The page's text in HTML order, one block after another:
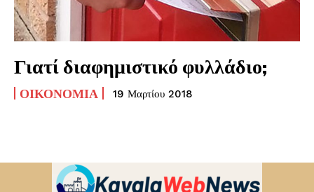
Γιατί διαφημιστικό φυλλάδιο;
ΟΙΚΟΝΟΜΊΑ 19 Μαρτίου 2018